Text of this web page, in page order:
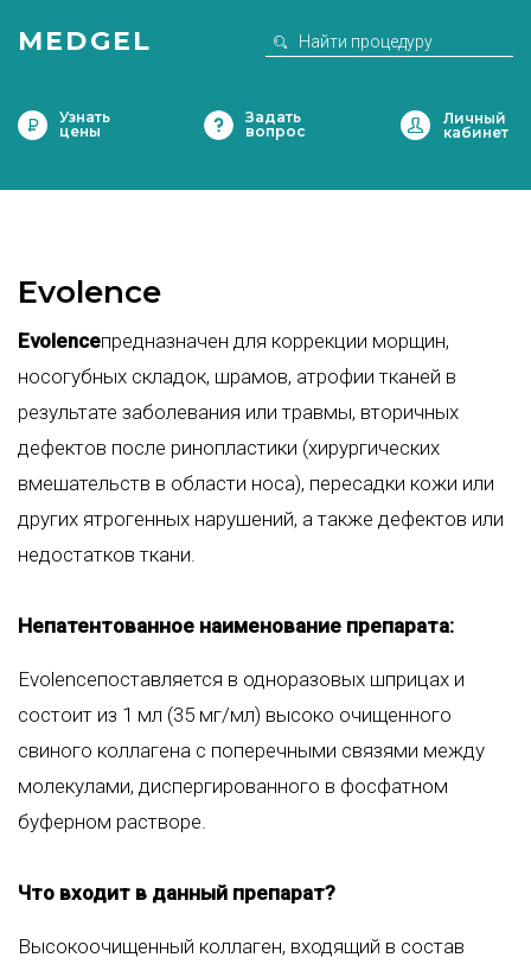
MEDGEL
Узнать
цены
Задать
вопрос
Evolence
Evolenceпредназначен для коррекции морщин,
носогубных складок, шрамов, атрофии тканей в
результате заболевания или травмы, вторичных
дефектов после ринопластики (хирургических
вмешательств в области носа), пересадки кожи или
других ятрогенных нарушений, а также дефектов или
недостатков ткани.
Непатентованное наименование препарата:
Evolenceпоставляется в одноразовых шприцах и
состоит из 1 мл (35 мг/мл) высоко очищенного
свиного коллагена с поперечными связями между
молекулами, диспергированного в фосфатном
буферном растворе.
Что входит в данный препарат?
Высокоочищенный коллаген, входящий в состав